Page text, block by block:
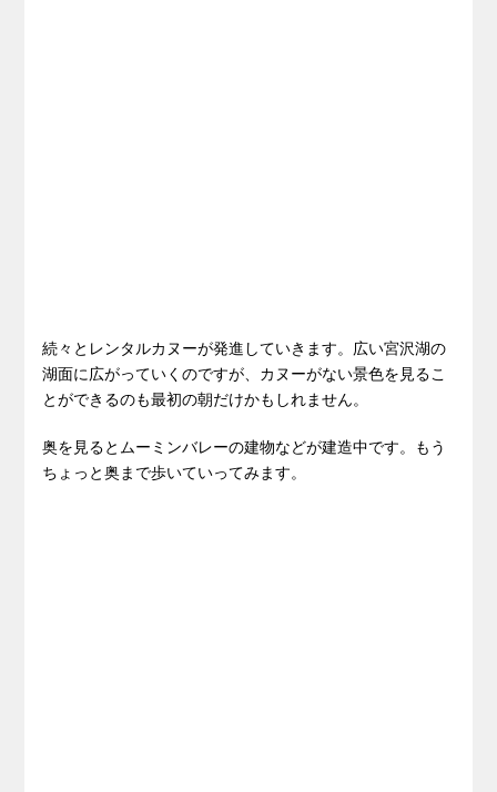
続々とレンタルカヌーが発進していきます。広い宮沢湖の
湖面に広がっていくのですが、カヌーがない景色を見るこ
とができるのも最初の朝だけかもしれません。
奥を見るとムーミンバレーの建物などが建造中です。もう
ちょっと奥まで歩いていってみます。